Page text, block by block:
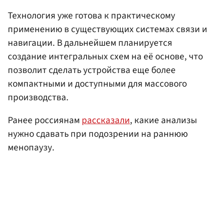
Технология уже готова к практическому
применению в существующих системах связи и
навигации. В дальнейшем планируется
создание интегральных схем на её основе, что
позволит сделать устройства еще более
компактными и доступными для массового
производства.
Ранее россиянам рассказали, какие анализы
нужно сдавать при подозрении на раннюю
менопаузу.